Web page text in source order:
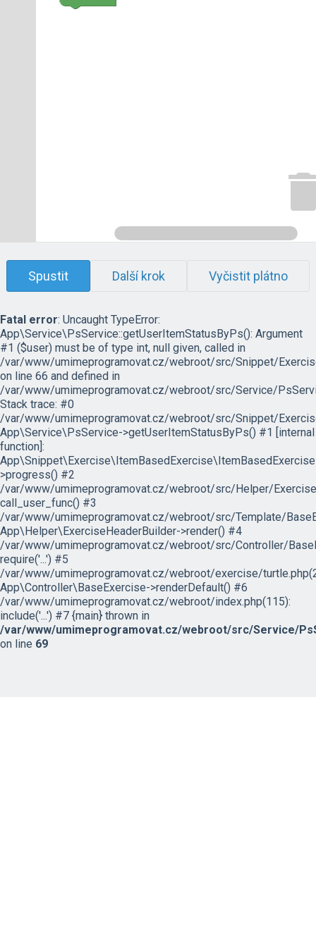
Spustit Další krok Vyčistit plátno
Fatal error: Uncaught TypeError:
App\Service\PsService::getUserItemStatusByPs(): Argument
#1 ($user) must be of type int, null given, called in
/var/www/umimeprogramovat.cz/webroot/src/Snippet/
on line 66 and defined in
/var/www/umimeprogramovat.cz/webroot/src/Service/
Stack trace: #0
/var/www/umimeprogramovat.cz/webroot/src/Snippet/
App\Service\PsService->getUserItemStatusByPs() #1 [internal
function]:
>progress() #2
/var/www/umimeprogramovat.cz/webroot/src/Helper/
call_user_func() #3
/var/www/umimeprogramovat.cz/webroot/src/Template/
App\Helper\ExerciseHeaderBuilder->render() #4
/var/www/umimeprogramovat.cz/webroot/src/Controller/
require('...') #5
/var/www/umimeprogramovat.cz/webroot/exercise/
App\Controller\BaseExercise->renderDefault() #6
/var/www/umimeprogramovat.cz/webroot/index.php(115):
include('...') #7 {main} thrown in
/var/www/umimeprogramovat.cz/webroot/src/Service/
on line 69